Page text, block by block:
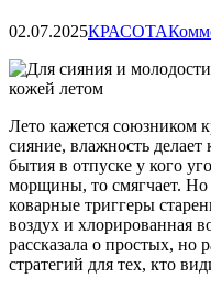
02.07.2025КРАСОТА
Лето кажется союзником
сияние, влажность делает
бытия в отпуске у кого
морщины, то смягчает.
коварные триггеры
воздух и хлорированная
рассказала о простых,
стратегий для тех, кто